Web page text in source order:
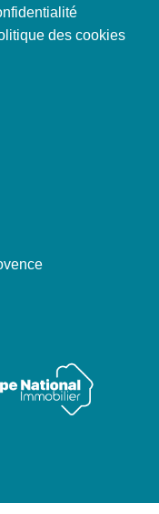
des cookies